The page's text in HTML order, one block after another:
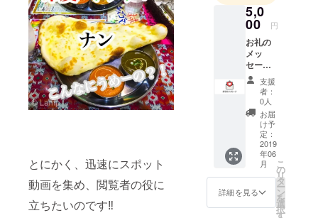
とにかく、迅速にスポット
動画を集め、閲覧者の役に
立ちたいのです‼︎
5,0
00 円
お礼の
メッ
セージ
をメー
ルにて
お送り
いたし
ます！
支援
者：
0人
お届
け予
定：
2019
年06
月
詳細を見る
こ
の
リ
タ
ー
ン
を
選
択
す